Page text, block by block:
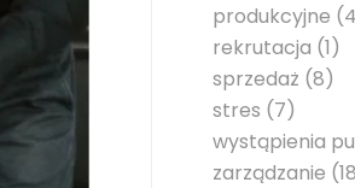
produkcyjne
rekrutacja (1)
sprzedaż (8)
stres (7)
wystąpienia
zarządzanie